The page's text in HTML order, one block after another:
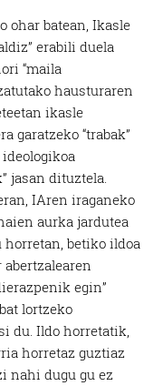
ohar batean, Ikasle
erabili duela
“maila
hausturaren
ikasle
garatzeko “trabak”
jasan dituztela.
IAren iraganeko
aurka jardutea
horretan, betiko ildoa
abertzalearen
egin”
lortzeko
du. Ildo horretatik,
horretaz guztiaz
nahi dugu gu ez